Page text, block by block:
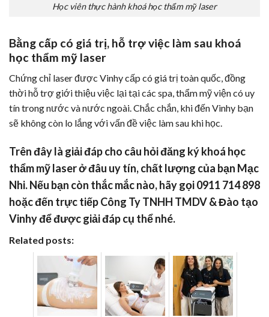
Học viên thực hành khoá học thẩm mỹ laser
Bằng cấp có giá trị, hỗ trợ việc làm sau khoá
học thẩm mỹ laser
Chứng chỉ laser được Vinhy cấp có giá trị toàn quốc, đồng
thời hỗ trợ giới thiệu việc lại tại các spa, thẩm mỹ viện có uy
tín trong nước và nước ngoài. Chắc chắn, khi đến Vinhy bạn
sẽ không còn lo lắng với vấn đề việc làm sau khi học.
Trên đây là giải đáp cho câu hỏiđăng kýkhoá học
thẩm mỹ laserở đâu uy tín, chất lượng của bạn Mạc
Nhi. Nếu bạn còn thắc mắc nào, hãy gọi 0911 714 898
hoặc đến trực tiếp Công Ty TNHH TMDV & Đào tạo
Vinhy để được giải đáp cụ thể nhé.
Related posts: